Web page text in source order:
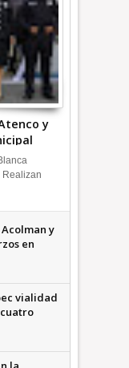
y
Realizan
y
en
vialidad